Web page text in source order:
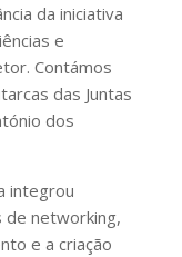
da iniciativa
e
Contámos
das Juntas
dos
integrou
networking,
e a criação